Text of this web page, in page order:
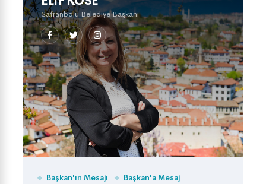
Safranbolu Belediye Başkanı
Başkan'ın Mesajı
Başkan'a Mesaj